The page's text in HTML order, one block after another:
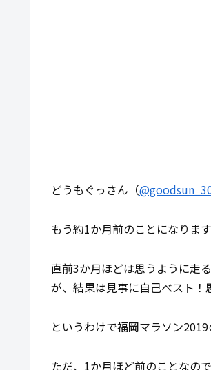
どうもぐっさん（
もう約1か月前のことになりま
直前3か月ほどは思うように走
が、結果は見事に自己べスト！
というわけで福岡マラソン2019
ただ、1か月ほど前のことなの